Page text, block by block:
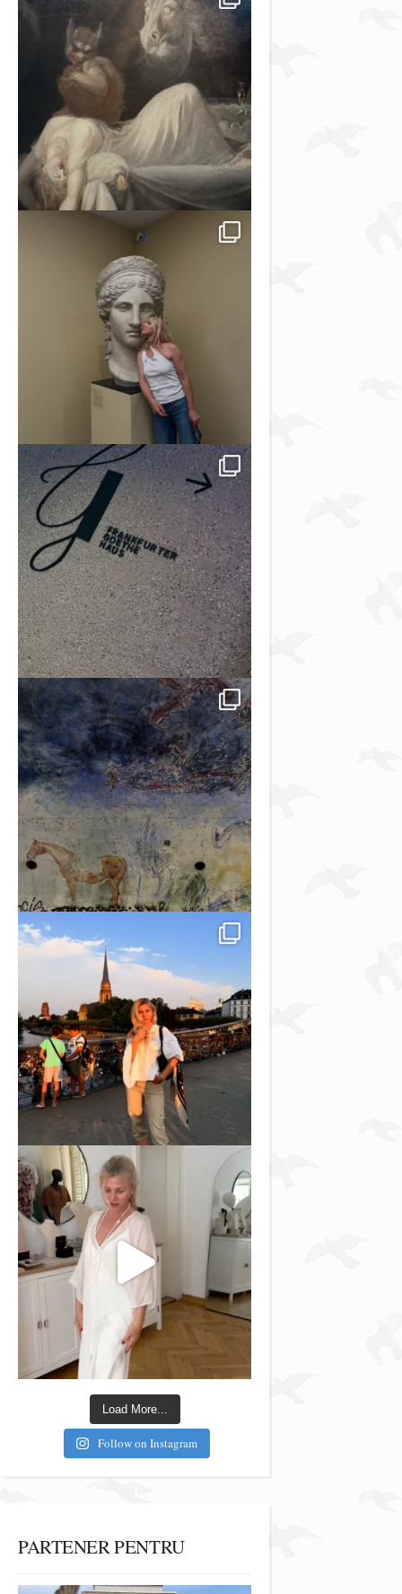
Load More...
Follow on Instagram
PARTENER PENTRU